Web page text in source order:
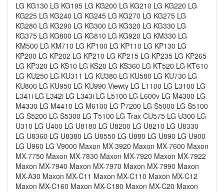
LG KG130 LG KG195 LG KG200 LG KG210 LG KG220 LG
KG225 LG KG240 LG KG245 LG KG270 LG KG275 LG
KG280 LG KG290 LG KG300 LG KG320 LG KG330 LG
KG375 LG KG800 LG KG810 LG KG920 LG KM330 LG
KM500 LG KM710 LG KP100 LG KP110 LG KP130 LG
KP200 LG KP202 LG KP210 LG KP215 LG KP235 LG KP265
LG KP320 LG KS10 LG KS20 LG KS360 LG KT520 LG KT610
LG KU250 LG KU311 LG KU380 LG KU580 LG KU730 LG
KU800 LG KU950 LG KU990 Viewty LG L1100 LG L3100 LG
L341i LG L342i LG L343i LG L5100 LG L600v LG M4300 LG
M4330 LG M4410 LG M6100 LG P7200 LG S5000 LG S5100
LG S5200 LG S5300 LG T5100 LG Trax CU575 LG U300 LG
U310 LG U400 LG U8180 LG U8200 LG U8210 LG U8330
LG U8360 LG U8380 LG U8550 LG U880 LG U890 LG U900
LG U960 LG V9000 Maxon MX-3920 Maxon MX-7600 Maxon
MX-7750 Maxon MX-7830 Maxon MX-7920 Maxon MX-7922
Maxon MX-7940 Maxon MX-7970 Maxon MX-7990 Maxon
MX-A30 Maxon MX-C11 Maxon MX-C110 Maxon MX-C12
Maxon MX-C160 Maxon MX-C180 Maxon MX-C20 Maxon